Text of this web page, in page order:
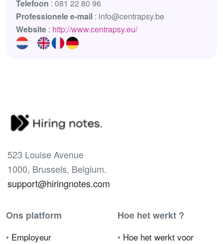
Telefoon : 081 22 80 96
Professionele e-mail : info@centrapsy.be
Website : http://www.centrapsy.eu/
523 Louise Avenue
1000, Brussels, Belgium.
support@hiringnotes.com
Ons platform
• Employeur
Hoe het werkt ?
• Hoe het werkt voor